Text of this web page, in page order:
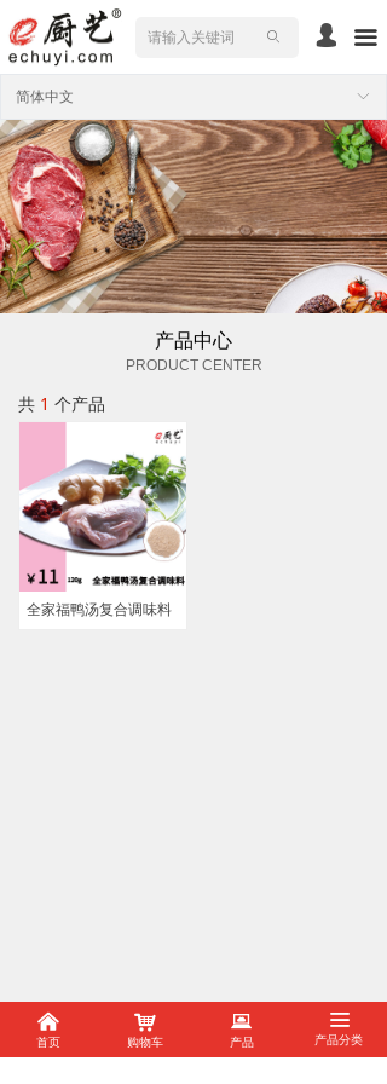
넙 끀
ꄙ
ꀅ
简体中文
产品中心
PRODUCT CENTER
共 1 个产品
全家福鸭汤复合调味料
낀
首页
낙
购物车
뀵
产品
#
产品分类
끀